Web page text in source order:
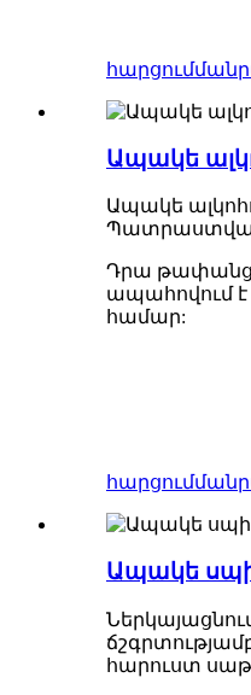
հարցում
Ապակե
Ապակե
Պատրաստված
Դրա
ապահովում է
համար:
հարցում
Ապակե
հարուստ